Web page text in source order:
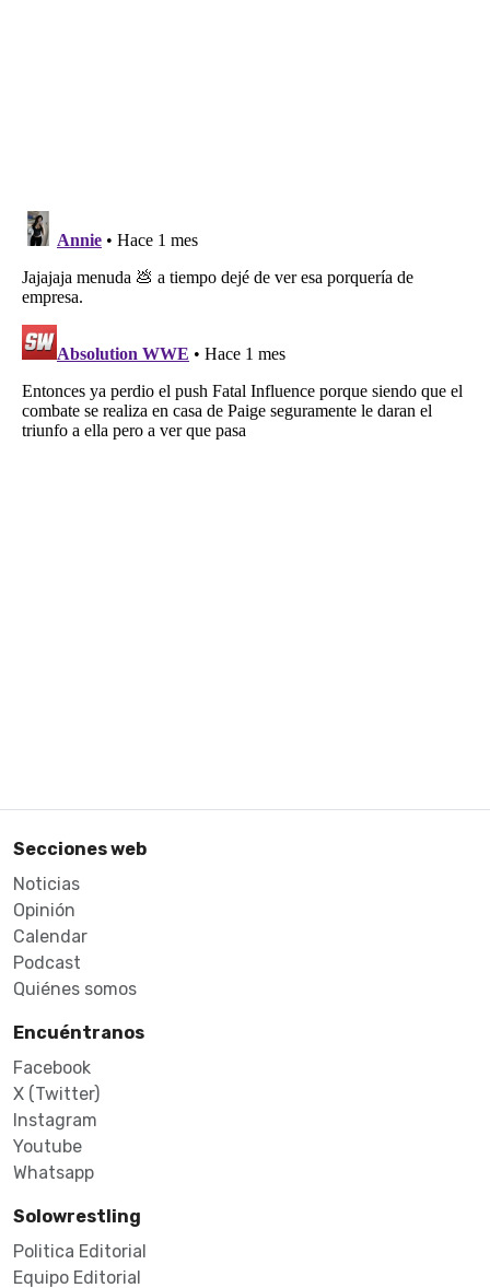
Secciones web
Noticias
Opinión
Calendar
Podcast
Quiénes somos
Encuéntranos
Facebook
X (Twitter)
Instagram
Youtube
Whatsapp
Solowrestling
Politica Editorial
Equipo Editorial